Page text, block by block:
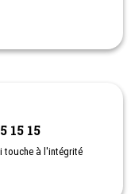
15 15
touche à l'intégrité